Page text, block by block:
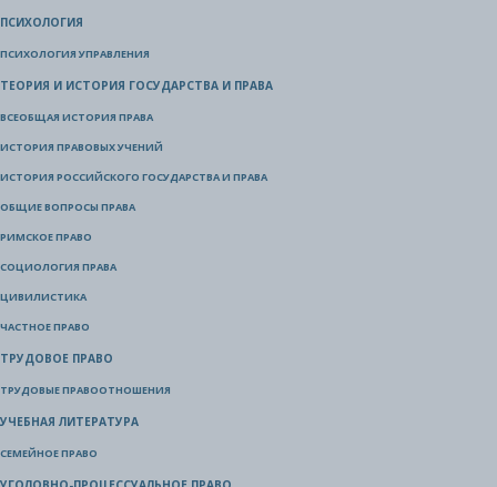
ПСИХОЛОГИЯ
ПСИХОЛОГИЯ УПРАВЛЕНИЯ
ТЕОРИЯ И ИСТОРИЯ ГОСУДАРСТВА И ПРАВА
ВСЕОБЩАЯ ИСТОРИЯ ПРАВА
ИСТОРИЯ ПРАВОВЫХ УЧЕНИЙ
ИСТОРИЯ РОССИЙСКОГО ГОСУДАРСТВА И ПРАВА
ОБЩИЕ ВОПРОСЫ ПРАВА
РИМСКОЕ ПРАВО
СОЦИОЛОГИЯ ПРАВА
ЦИВИЛИСТИКА
ЧАСТНОЕ ПРАВО
ТРУДОВОЕ ПРАВО
ТРУДОВЫЕ ПРАВООТНОШЕНИЯ
УЧЕБНАЯ ЛИТЕРАТУРА
СЕМЕЙНОЕ ПРАВО